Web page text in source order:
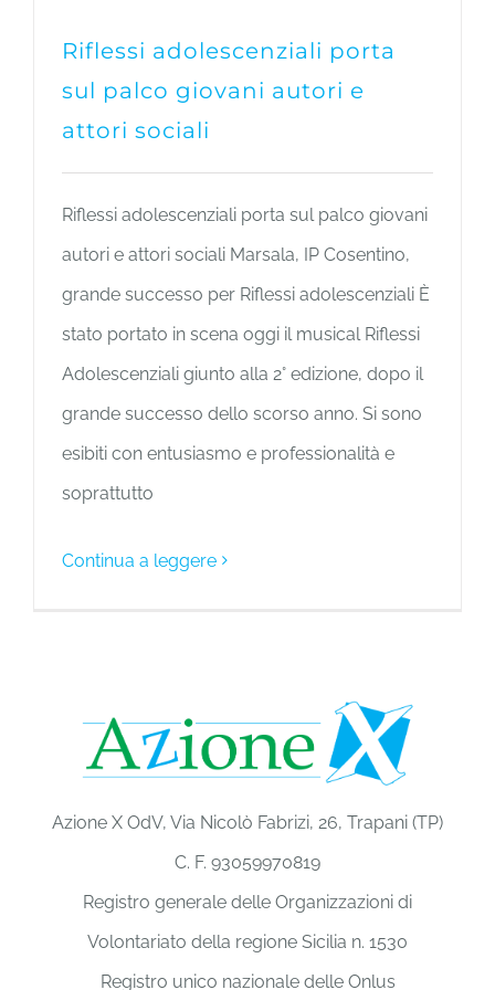
Riflessi adolescenziali porta
sul palco giovani autori e
attori sociali
Riflessi adolescenziali porta sul palco giovani
autori e attori sociali Marsala, IP Cosentino,
grande successo per Riflessi adolescenziali È
stato portato in scena oggi il musical Riflessi
Adolescenziali giunto alla 2° edizione, dopo il
grande successo dello scorso anno. Si sono
esibiti con entusiasmo e professionalità e
soprattutto
Continua a leggere
Azione X OdV, Via Nicolò Fabrizi, 26, Trapani (TP)
C. F. 93059970819
Registro generale delle Organizzazioni di
Volontariato della regione Sicilia n. 1530
Registro unico nazionale delle Onlus